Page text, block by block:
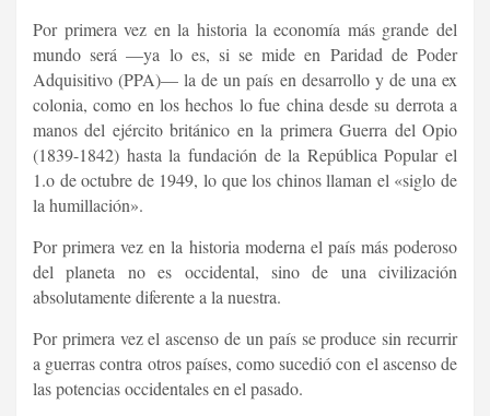
Por primera vez en la historia la economía más grande del
mundo será —ya lo es, si se mide en Paridad de Poder
Adquisitivo (PPA)— la de un país en desarrollo y de una ex
colonia, como en los hechos lo fue china desde su derrota a
manos del ejército británico en la primera Guerra del Opio
(1839-1842) hasta la fundación de la República Popular el
1.o de octubre de 1949, lo que los chinos llaman el «siglo de
la humillación».
Por primera vez en la historia moderna el país más poderoso
del planeta no es occidental, sino de una civilización
absolutamente diferente a la nuestra.
Por primera vez el ascenso de un país se produce sin recurrir
a guerras contra otros países, como sucedió con el ascenso de
las potencias occidentales en el pasado.